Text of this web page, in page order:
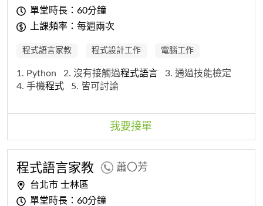
單堂時長：60分鐘
上課頻率：每週兩次
程式語言家教 程式設計工作 電腦工作
1. Python 2. 沒有接觸過程式語言
3. 通過技能檢定
4. 手機程式 5. 皆可討論
我要接單
程式語言家教 蕭〇芳
台北市 士林區
單堂時長：60分鐘